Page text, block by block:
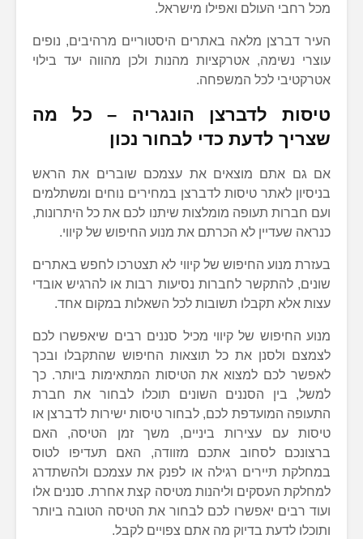
מכל רחבי העולם ואפילו מישראל.
העיר דברצן מלאה באתרים היסטוריים מרהיבים, נופים
עוצרי נשימה, אטרקציות מהנות ולכן מהווה יעד בילוי
אטרקטיבי לכל המשפחה.
טיסות לדברצן הונגריה – כל מה
שצריך לדעת כדי לבחור נכון
אם גם אתם מוצאים את עצמכם שוברים את הראש
בניסיון לאתר טיסות לדברצן במחירים נוחים ומשתלמים
ועם חברות תעופה מומלצות שיתנו לכם את כל היתרונות,
כנראה שעדיין לא הכרתם את מנוע החיפוש של קיווי.
בעזרת מנוע החיפוש של קיווי לא תצטרכו לחפש באתרים
שונים, להתקשר לחברות נסיעות רבות או להרגיש אובדי
עצות אלא תקבלו תשובות לכל השאלות במקום אחד.
מנוע החיפוש של קיווי מכיל סננים רבים שיאפשרו לכם
לצמצם ולסנן את כל תוצאות החיפוש שהתקבלו ובכך
לאפשר לכם למצוא את הטיסות המתאימות ביותר. כך
למשל, בין הסננים השונים תוכלו לבחור את חברת
התעופה המועדפת לכם, לבחור טיסות ישירות לדברצן או
טיסות עם עצירות ביניים, משך זמן הטיסה, האם
ברצונכם לסחוב אתכם מזוודה, האם תעדיפו לטוס
במחלקת תיירים רגילה או לפנק את עצמכם ולהשתדרג
למחלקת העסקים וליהנות מטיסה קצת אחרת. סננים אלו
ועוד רבים יאפשרו לכם לבחור את הטיסה הטובה ביותר
ותוכלו לדעת בדיוק מה אתם צפויים לקבל.